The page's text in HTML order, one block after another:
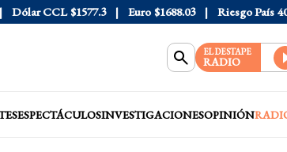
CCL $1577.3 Euro $1688.03 Riesgo País 408
EL DESTAPE
RADIO
ESPECTÁCULOSINVESTIGACIONESOPINIÓN